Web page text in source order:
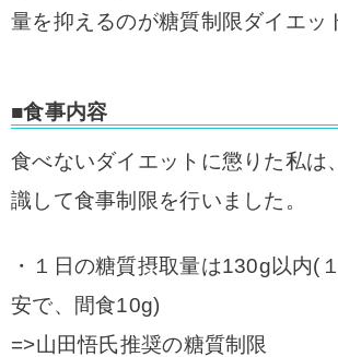
量を抑えるのが糖質制限ダイエッ
■食事内容
食べないダイエットに懲りた私は
識して食事制限を行いました。
・１日の糖質摂取量は130g以内(
安で、間食10g)
=>山田悟氏推奨の糖質制限